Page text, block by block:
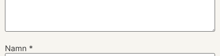
Namn *